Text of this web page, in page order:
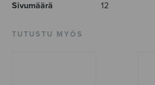
Sivumäärä 12
TUTUSTU MYÖS